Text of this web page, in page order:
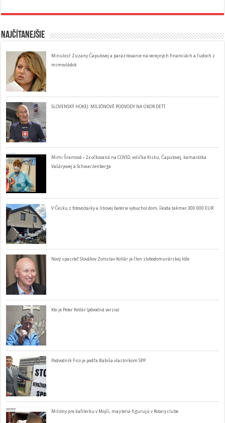
Najčítanejšie
Minulosť Zuzany Čaputovej a parazitovanie na verejných financiách a ľudoch z
mimovládok
SLOVENSKÝ HOKEJ: MILIÓNOVÉ PODVODY NA ÚKOR DETÍ
Mimi Šramová – 2x očkovaná na COVID, volička Kisku, Čaputovej, kamarátka
Vašáryovej a Schwarzenberga
V Česku z fotovoltaiky a lítiovej batérie vybuchol dom, škoda takmer 300 000 EUR
Nový spasiteľ Slovákov Zoroslav Kollár je člen slobodomurárskej lóže
Kto je Peter Kotlár (pôvodná verzia)
Podvodník Fico je podľa Babiša vlastníkom SPP
Milióny pre kafilérku v Mojši, majitelia figurujú v Rotary clube